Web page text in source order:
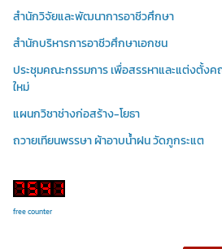
สำนักวิจัยและพัฒนาการอาชีวศึกษา
สำนักบริหารการอาชีวศึกษาเอกชน
ประชุมคณะกรรมการ เพื่อสรรหาและแต่งตั้ง
ใหม่
แผนกวิชาช่างก่อสร้าง-โยธา
ถวายเทียนพรรษา ผ้าอาบน้ำฝน วัดภูกระแต
free counter